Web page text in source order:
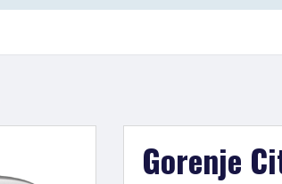
Gorenje